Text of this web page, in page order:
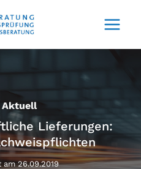
Aktuell
Lieferungen:
am 26.09.2019